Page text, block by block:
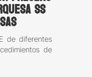
SS
de diferentes
de